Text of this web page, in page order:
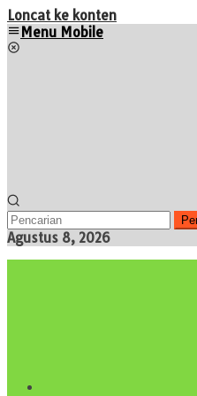
Loncat ke konten
Menu Mobile
Agustus 8, 2026